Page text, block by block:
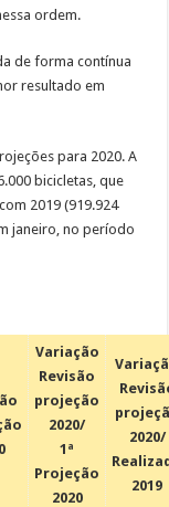
ordem.
de forma contínua
resultado em
para 2020. A
bicicletas, que
2019 (919.924
janeiro, no período
Variação
Revisão
projeção
2020/
1ª
Projeção
2020
2020/
2019